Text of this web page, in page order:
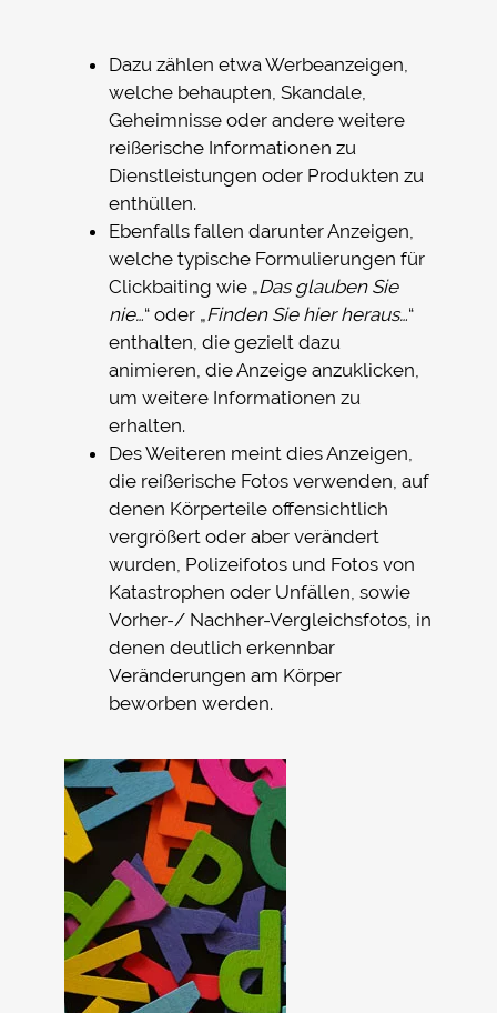
Dazu zählen etwa Werbeanzeigen,
welche behaupten, Skandale,
Geheimnisse oder andere weitere
reißerische Informationen zu
Dienstleistungen oder Produkten zu
enthüllen.
Ebenfalls fallen darunter Anzeigen,
welche typische Formulierungen für
Clickbaiting wie „Das glauben Sie
nie…“ oder „Finden Sie hier heraus…“
enthalten, die gezielt dazu
animieren, die Anzeige anzuklicken,
um weitere Informationen zu
erhalten.
Des Weiteren meint dies Anzeigen,
die reißerische Fotos verwenden, auf
denen Körperteile offensichtlich
vergrößert oder aber verändert
wurden, Polizeifotos und Fotos von
Katastrophen oder Unfällen, sowie
Vorher-/ Nachher-Vergleichsfotos, in
denen deutlich erkennbar
Veränderungen am Körper
beworben werden.